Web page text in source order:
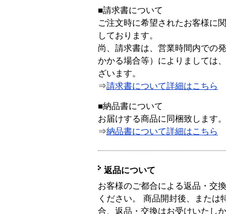
■請求書について
ご注文時に希望されたお客様に
しております。
尚、請求書は、営業時間内での
かかる場合等）によりましては
ざいます。
⇒請求書について詳細はこちら
■納品書について
お届けする商品に同梱致します。
⇒納品書について詳細はこちら
返品について
お客様のご都合による返品・交
ください。 商品開封後、または
合、返品・交換はお受けいたし